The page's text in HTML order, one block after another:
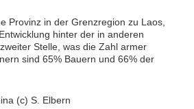
Provinz in der Grenzregion zu Laos,
hinter der in anderen
Stelle, was die Zahl armer
sind 65% Bauern und 66% der